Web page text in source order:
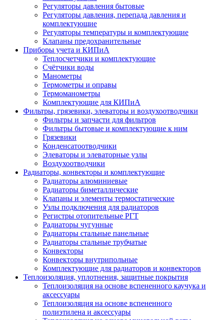
Регуляторы давления бытовые
Регуляторы давления, перепада давления и
комплектующие
Регуляторы температуры и комплектующие
Клапаны предохранительные
Приборы учета и КИПиА
Теплосчетчики и комплектующие
Счётчики воды
Манометры
Термометры и оправы
Термоманометры
Комплектующие для КИПиА
Фильтры, грязевики, элеваторы и воздухоотводчики
Фильтры и запчасти для фильтров
Фильтры бытовые и комплектующие к ним
Грязевики
Конденсатоотводчики
Элеваторы и элеваторные узлы
Воздухоотводчики
Радиаторы, конвекторы и комплектующие
Радиаторы алюминиевые
Радиаторы биметаллические
Клапаны и элементы термостатические
Узлы подключения для радиаторов
Регистры отопительные РГТ
Радиаторы чугунные
Радиаторы стальные панельные
Радиаторы стальные трубчатые
Конвекторы
Конвекторы внутрипольные
Комплектующие для радиаторов и конвекторов
Теплоизоляция, уплотнения, защитные покрытия
Теплоизоляция на основе вспененного каучука и
аксессуары
Теплоизоляция на основе вспененного
полиэтилена и аксессуары